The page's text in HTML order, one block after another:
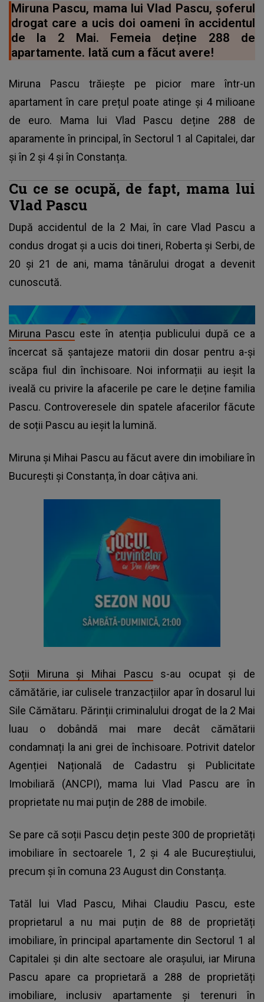
Miruna Pascu, mama lui Vlad Pascu, șoferul
drogat care a ucis doi oameni în accidentul
de la 2 Mai. Femeia deține 288 de
apartamente. Iată cum a făcut avere!
Miruna Pascu trăiește pe picior mare într-un
apartament în care prețul poate atinge și 4 milioane
de euro. Mama lui Vlad Pascu deține 288 de
aparamente în principal, în Sectorul 1 al Capitalei, dar
și în 2 și 4 și în Constanța.
Cu ce se ocupă, de fapt, mama lui
Vlad Pascu
După accidentul de la 2 Mai, în care Vlad Pascu a
condus drogat și a ucis doi tineri, Roberta și Serbi, de
20 și 21 de ani, mama tânărului drogat a devenit
cunoscută.
Miruna Pascu este în atenția publicului după ce a
încercat să șantajeze matorii din dosar pentru a-și
scăpa fiul din închisoare. Noi informații au ieșit la
iveală cu privire la afacerile pe care le deține familia
Pascu. Controveresele din spatele afacerilor făcute
de soții Pascu au ieșit la lumină.
Miruna și Mihai Pascu au făcut avere din imobiliare în
București și Constanța, în doar câțiva ani.
Soții Miruna și Mihai Pascu s-au ocupat și de
cămătărie, iar culisele tranzacțiilor apar în dosarul lui
Sile Cămătaru. Părinții criminalului drogat de la 2 Mai
luau o dobândă mai mare decât cămătarii
condamnați la ani grei de închisoare. Potrivit datelor
Agenției Națională de Cadastru și Publicitate
Imobiliară (ANCPI), mama lui Vlad Pascu are în
proprietate nu mai puțin de 288 de imobile.
Se pare că soții Pascu dețin peste 300 de proprietăți
imobiliare în sectoarele 1, 2 și 4 ale Bucureștiului,
precum și în comuna 23 August din Constanța.
Tatăl lui Vlad Pascu, Mihai Claudiu Pascu, este
proprietarul a nu mai puțin de 88 de proprietăți
imobiliare, în principal apartamente din Sectorul 1 al
Capitalei și din alte sectoare ale orașului, iar Miruna
Pascu apare ca proprietară a 288 de proprietăți
imobiliare, inclusiv apartamente și terenuri în